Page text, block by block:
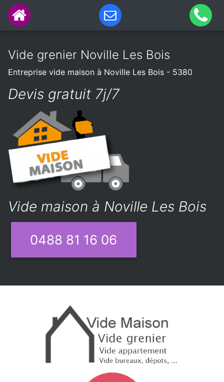
Vide grenier Noville Les Bois
Entreprise vide maison à Noville Les Bois - 5380
Devis gratuit 7j/7
Vide maison à Noville Les Bois
0488 81 16 06